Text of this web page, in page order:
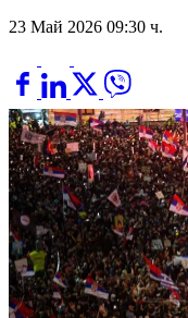
23 Май 2026 09:30 ч.